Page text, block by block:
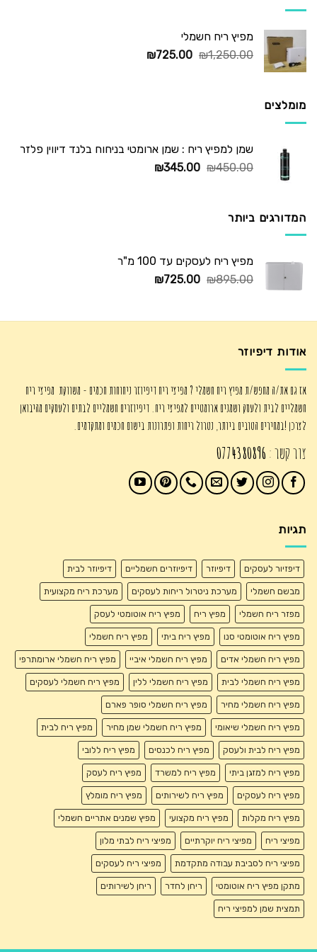
מפיץ ריח חשמלי
₪1,250.00
המחיר
₪725.00
המחיר
מומלצים
שמן למפיץ ריח : שמן ארומטי בניחוח בלנד דיווין פלזר
₪450.00
המחיר
₪345.00
המחיר
המדורגים ביותר
מפיץ ריח לעסקים עד 100 מ"ר
₪895.00
המחיר
₪895.00.
₪725.00
המחיר
₪725.00.
אודות דיפיוזר
אז גם את/ה מחפש/ת מפיץ ריח חשמלי ? מפיצי ריח דיפיוזר ניחוחות חכמים - משווקת מפיצי ריח
חשמליים לבית ולעסק ושמנים ארומטיים למפיצי ריח. דיפיוזרים חשמליים לבתים ולעסקים מהיבואן
לצרכן !במחירים הטובים ביותר, נטרול ריחות ופתרונות בישום חכמים ומתקדמים.
צור קשר : 0774380896
תגיות
דיפזיור לעסקים דיפיוזר דיפיוזרים חשמליים דיפיוזר לבית
מבשם חשמלי מערכת ניטרול ריחות לעסקים מערכת ריח מקצועית
מפזר ריח חשמלי מפיץ ריח מפיץ ריח אוטומטי לעסק
מפיץ ריח אוטומטי סנו מפיץ ריח ביתי מפיץ ריח חשמלי
מפיץ ריח חשמלי אדים מפיץ ריח חשמלי איביי מפיץ ריח חשמלי ארומתרפי
מפיץ ריח חשמלי לבית מפיץ ריח חשמלי ללין מפיץ ריח חשמלי לעסקים
מפיץ ריח חשמלי מחיר מפיץ ריח חשמלי סופר פארם
מפיץ ריח חשמלי שיאומי מפיץ ריח חשמלי שמן מחיר מפיץ ריח לבית
מפיץ ריח לבית ולעסק מפיץ ריח לכנסים מפיץ ריח ללובי
מפיץ ריח למזגן ביתי מפיץ ריח למשרד מפיץ ריח לעסק
מפיץ ריח לעסקים מפיץ ריח לשירותים מפיץ ריח מומלץ
מפיץ ריח מקלות מפיץ ריח מקצועי מפיץ שמנים אתריים חשמלי
מפיצי ריח מפיצי ריח יוקרתיים מפיצי ריח לבתי מלון
מפיצי ריח לסביבת עבודה מתקדמת מפיצי ריח לעסקים
מתקן מפיץ ריח אוטומטי ריחן לחדר ריחן לשירותים
תמצית שמן למפיצי ריח